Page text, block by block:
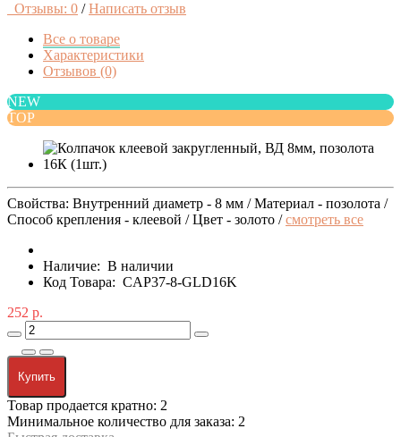
Отзывы: 0 / Написать отзыв
Все о товаре
Характеристики
Отзывов (0)
NEW
TOP
Свойства: Внутренний диаметр - 8 мм / Материал - позолота /
Способ крепления - клеевой / Цвет - золото /смотреть все
Наличие: В наличии
Код Товара: CAP37-8-GLD16K
252 р.
Купить
Товар продается кратно: 2
Минимальное количество для заказа: 2